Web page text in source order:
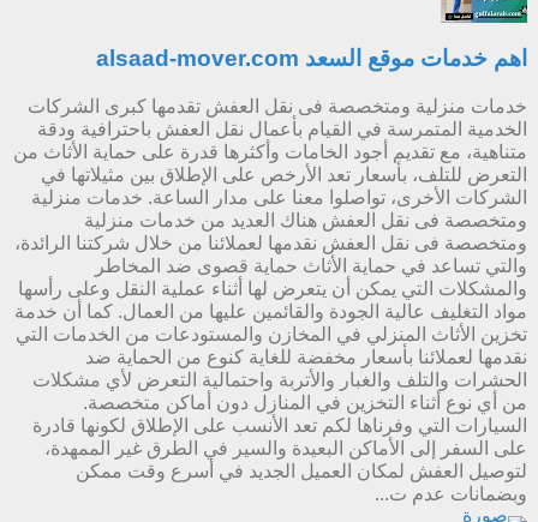
اهم خدمات موقع السعد alsaad-mover.com
خدمات منزلية ومتخصصة فى نقل العفش تقدمها كبرى الشركات
الخدمية المتمرسة في القيام بأعمال نقل العفش باحترافية ودقة
متناهية، مع تقديم أجود الخامات وأكثرها قدرة على حماية الأثاث من
التعرض للتلف، بأسعار تعد الأرخص على الإطلاق بين مثيلاتها في
الشركات الأخرى، تواصلوا معنا على مدار الساعة. خدمات منزلية
ومتخصصة فى نقل العفش هناك العديد من خدمات منزلية
ومتخصصة فى نقل العفش نقدمها لعملائنا من خلال شركتنا الرائدة،
والتي تساعد في حماية الأثاث حماية قصوى ضد المخاطر
والمشكلات التي يمكن أن يتعرض لها أثناء عملية النقل وعلى رأسها
مواد التغليف عالية الجودة والقائمين عليها من العمال. كما أن خدمة
تخزين الأثاث المنزلي في المخازن والمستودعات من الخدمات التي
نقدمها لعملائنا بأسعار مخفضة للغاية كنوع من الحماية ضد
الحشرات والتلف والغبار والأتربة واحتمالية التعرض لأي مشكلات
من أي نوع أثناء التخزين في المنازل دون أماكن متخصصة.
السيارات التي وفرناها لكم تعد الأنسب على الإطلاق لكونها قادرة
على السفر إلى الأماكن البعيدة والسير في الطرق غير الممهدة،
لتوصيل العفش لمكان العميل الجديد في أسرع وقت ممكن
وبضمانات عدم ت...